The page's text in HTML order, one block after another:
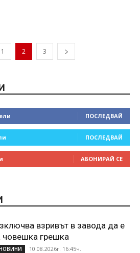
1 2 3
ПОСЛЕДВАЙ
ПОСЛЕДВАЙ
АБОНИРАЙ СЕ
взривът в завода да е
човешка грешка
10.08.2026г. 16:45ч.